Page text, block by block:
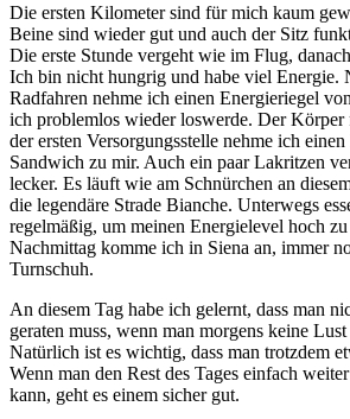
Die ersten Kilometer sind für mich kaum
Beine sind wieder gut und auch der Sitz
Die erste Stunde vergeht wie im Flug,
Ich bin nicht hungrig und habe viel Energie.
Radfahren nehme ich einen Energieriegel
ich problemlos wieder loswerde. Der
der ersten Versorgungsstelle nehme ich
Sandwich zu mir. Auch ein paar Lakritzen
lecker. Es läuft wie am Schnürchen an
die legendäre Strade Bianche. Unterwegs
regelmäßig, um meinen Energielevel hoch
Nachmittag komme ich in Siena an, immer
Turnschuh.
An diesem Tag habe ich gelernt, dass man
geraten muss, wenn man morgens keine
Natürlich ist es wichtig, dass man trotzdem
Wenn man den Rest des Tages einfach
kann, geht es einem sicher gut.